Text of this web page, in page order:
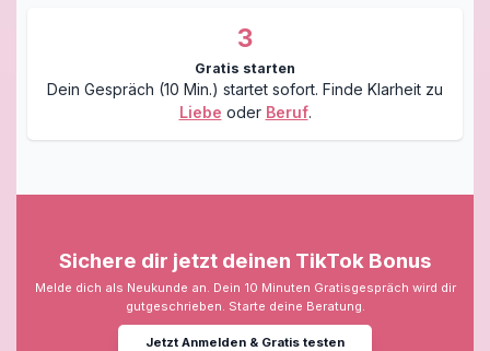
3
Gratis starten
Dein Gespräch (10 Min.) startet sofort. Finde Klarheit zu
Liebe oder Beruf.
Sichere dir jetzt deinen TikTok Bonus
Melde dich als Neukunde an. Dein 10 Minuten Gratisgespräch wird dir
gutgeschrieben. Starte deine Beratung.
Jetzt Anmelden & Gratis testen